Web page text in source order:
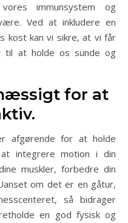
immunsystem og
Ved at inkludere en
kost kan vi sikre, at vi får
til at holde os sunde og
for at
afgørende for at holde
integrere motion i din
muskler, forbedre din
om det er en gåtur,
så bidrager
en god fysisk og